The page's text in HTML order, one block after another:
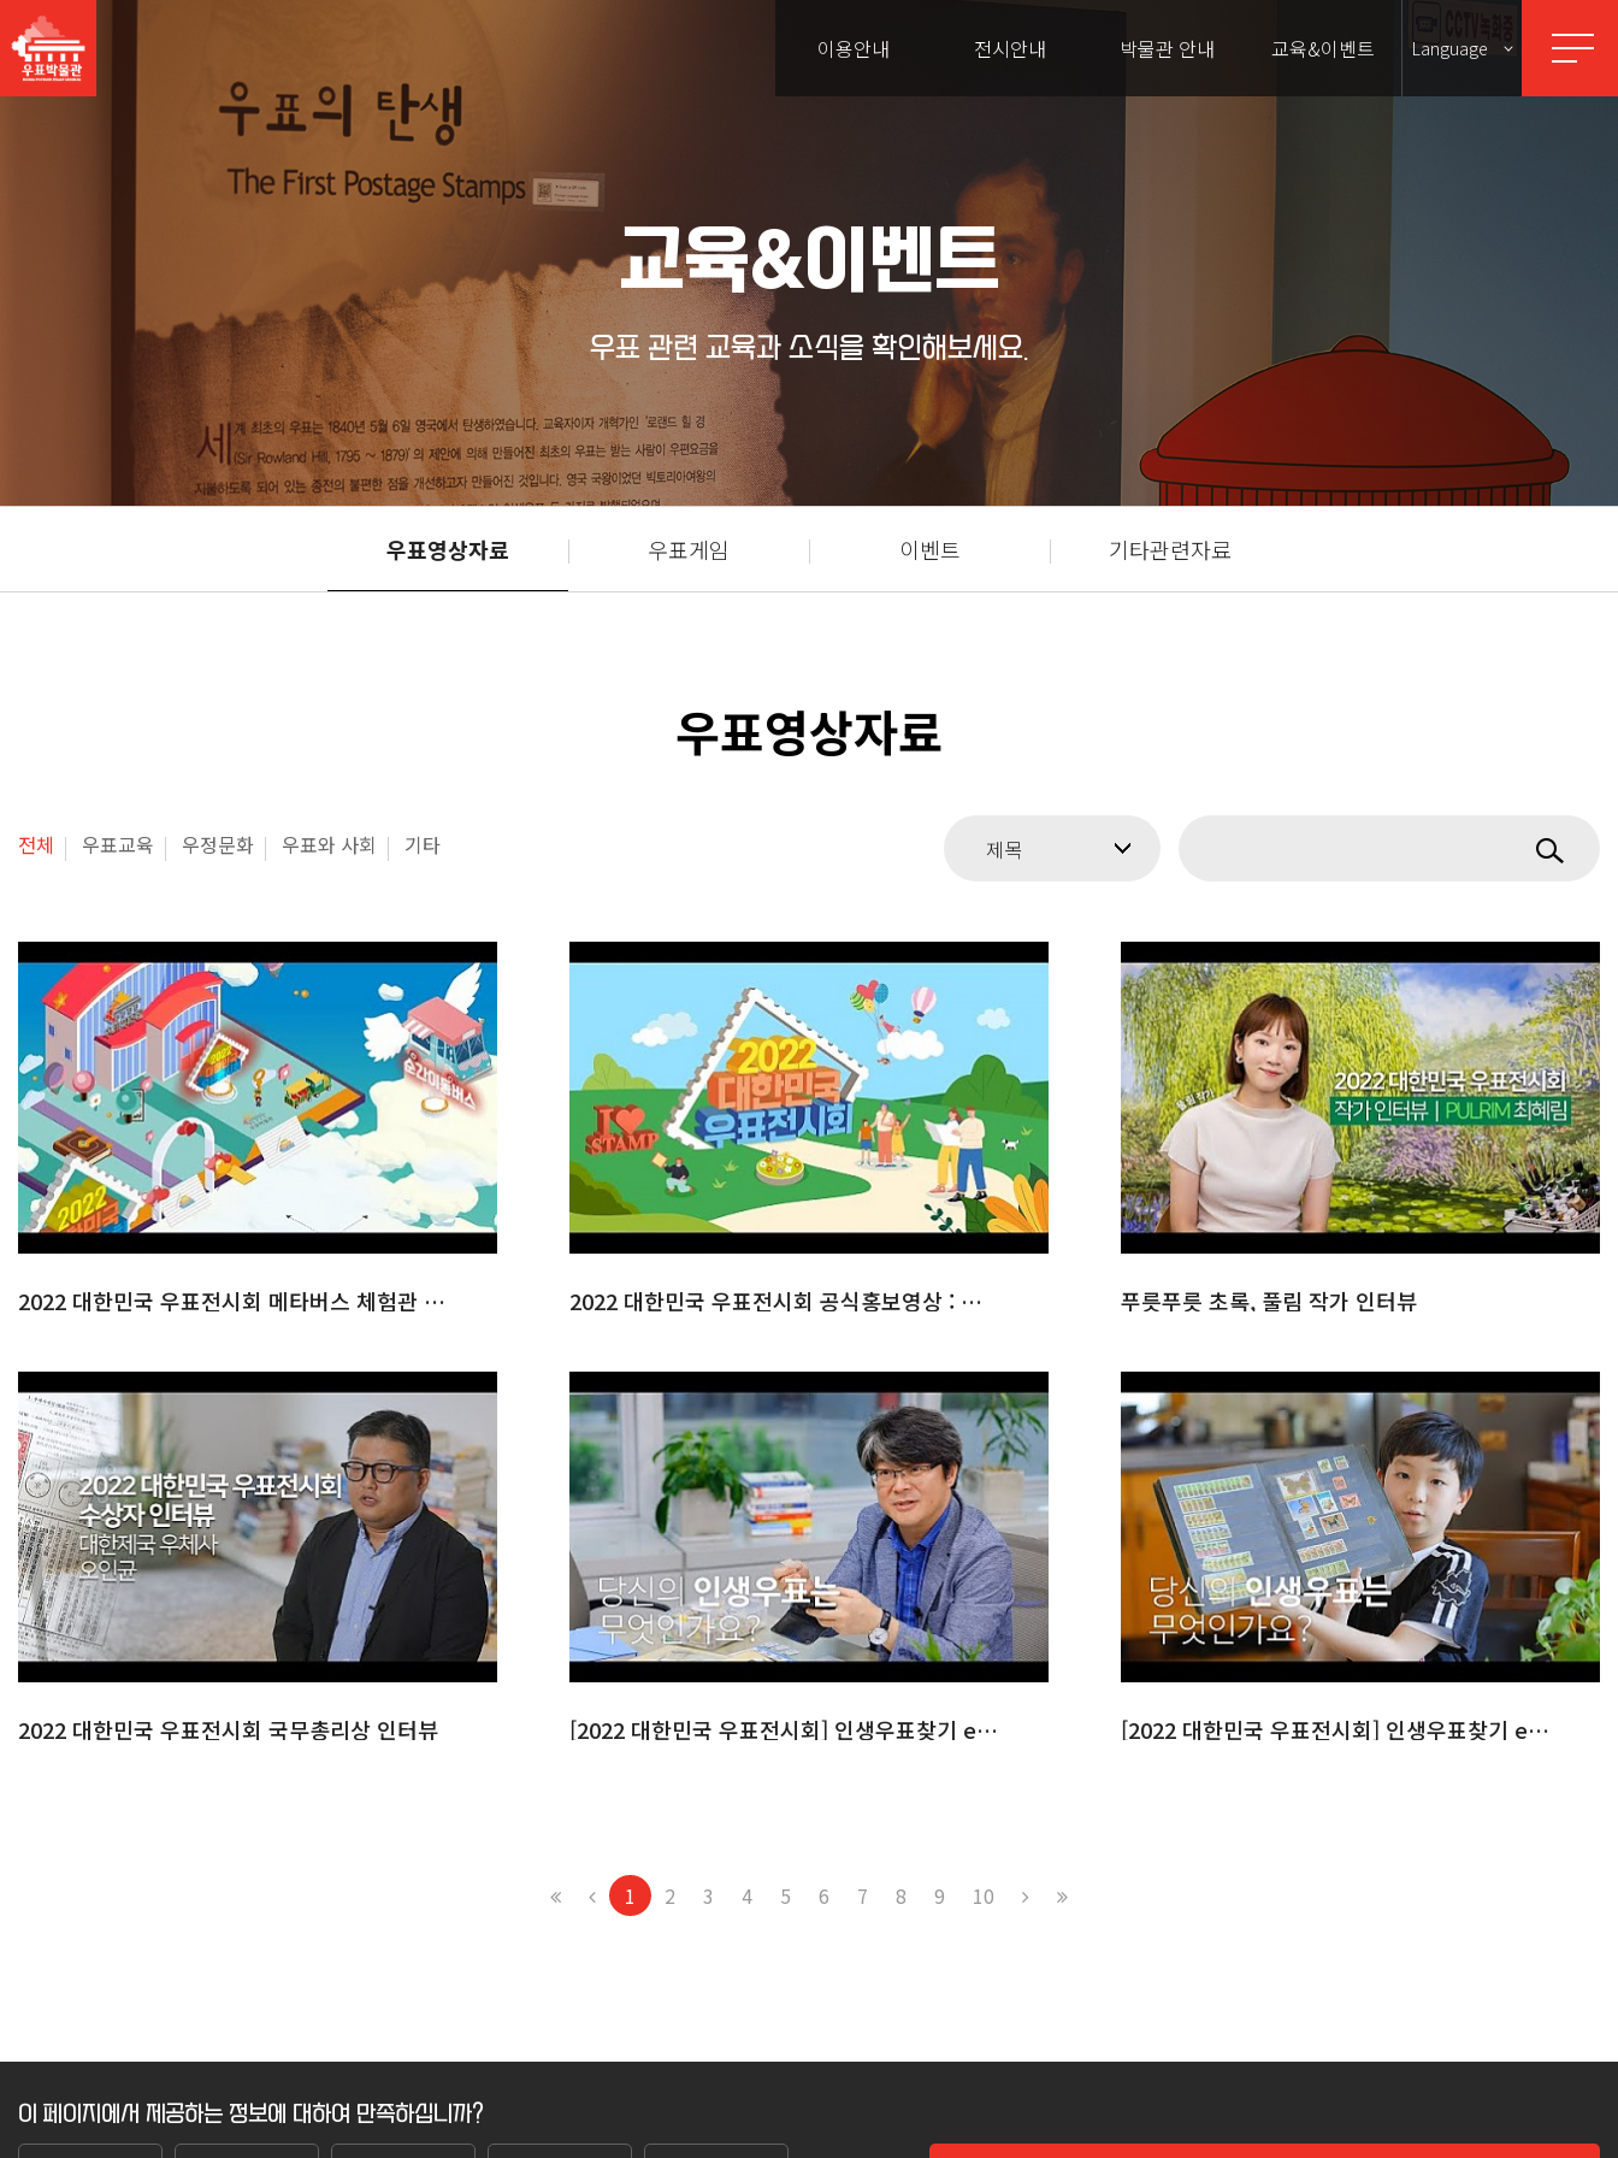
이용안내 전시안내 박물관 안내 교육&이벤트 Language
교육&이벤트
우표 관련 교육과 소식을 확인해보세요.
우표영상자료 우표게임 이벤트 기타관련자료
우표영상자료
전체 우표교육 우정문화 우표와 사회 기타
2022 대한민국 우표전시회 메타버스 체험관 & 이벤트 2022 대한민국 우표전시회 공식홍보영상 : 체험관(우표박물관) 푸릇푸릇 초록, 풀림 작가 인터뷰
2022 대한민국 우표전시회 국무총리상 인터뷰 [2022 대한민국 우표전시회] 인생우표찾기 ep.2 [2022 대한민국 우표전시회] 인생우표찾기 ep.1
1 2 3 4 5 6 7 8 9 10
이 페이지에서 제공하는 정보에 대하여 만족하십니까?